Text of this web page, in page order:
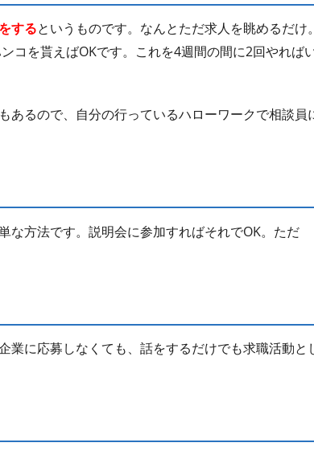
するというものです。なんとただ求人を眺めるだけ。
コを貰えばOKです。これを4週間の間に2回やれば
あるので、自分の行っているハローワークで相談員
な方法です。説明会に参加すればそれでOK。ただ
に応募しなくても、話をするだけでも求職活動と